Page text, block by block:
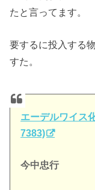
たと言ってます。
要するに投入する
すた。
エーデルワイス
7383)
今中忠行